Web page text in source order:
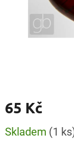
65 Kč
cena:
Skladem (1